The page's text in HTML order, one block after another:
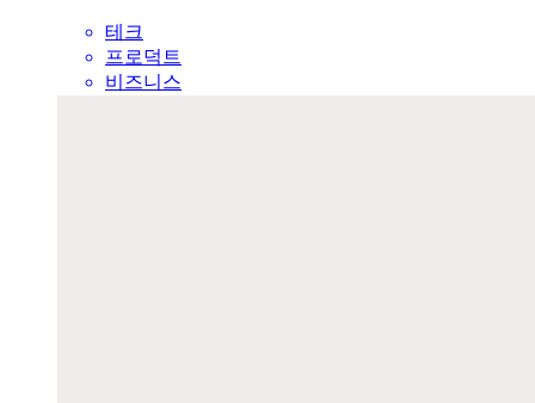
테크
프로덕트
비즈니스